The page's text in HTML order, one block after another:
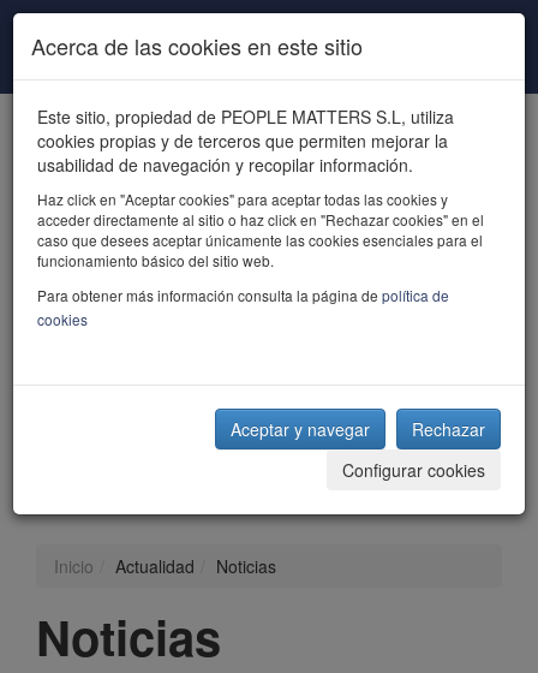
Pasar al contenido principal
powered by talent
Inicio Actualidad Noticias
Noticias
Acerca de las cookies en este sitio
Este sitio, propiedad de PEOPLE MATTERS S.L, utiliza
cookies propias y de terceros que permiten mejorar la
usabilidad de navegación y recopilar información.
Haz click en "Aceptar cookies" para aceptar todas las cookies y
acceder directamente al sitio o haz click en "Rechazar cookies" en el
caso que desees aceptar únicamente las cookies esenciales para el
funcionamiento básico del sitio web.
Para obtener más información consulta la página de política de
cookies
Aceptar y navegar
Rechazar
Configurar cookies